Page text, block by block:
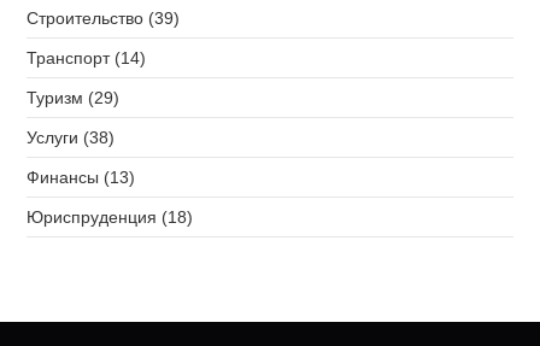
Строительство (39)
Транспорт (14)
Туризм (29)
Услуги (38)
Финансы (13)
Юриспруденция (18)